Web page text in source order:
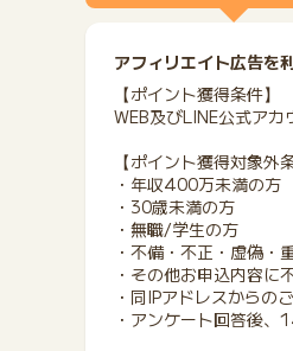
アフィリエイト広告を
【ポイント獲得条件】
WEB及びLINE公式ア
【ポイント獲得対象外
・年収400万未満の方
・30歳未満の方
・無職/学生の方
・不備・不正・虚偽・
・その他お申込内容に
・同IPアドレスからの
・アンケート回答後